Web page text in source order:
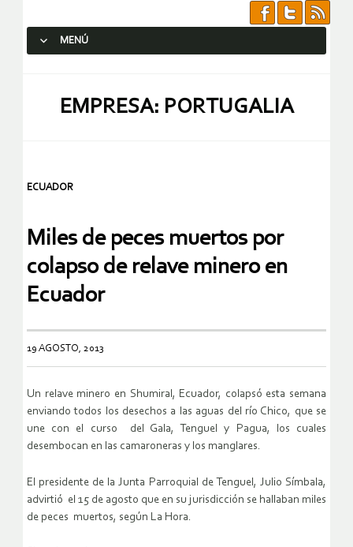
MENÚ
EMPRESA: PORTUGALIA
ECUADOR
Miles de peces muertos por
colapso de relave minero en
Ecuador
19 AGOSTO, 2013
Un relave minero en Shumiral, Ecuador, colapsó esta semana
enviandotodos los desechos a las aguas del río Chico, que se
une con el curso del Gala, Tenguel y Pagua, los cuales
desembocan en las camaroneras y los manglares.
El presidente de la Junta Parroquial de Tenguel, Julio Símbala,
advirtió el 15 de agosto que en su jurisdicción se hallaban miles
de peces muertos, según La Hora.